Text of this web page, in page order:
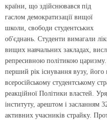
країни, що здійснювався під
гаслом демократизації вищої
школи, свободи студентських
об'єднань. Студенти вимагали
вищих навчальних закладах,
репресивною політикою
перший рік існування вузу, його
всеросійському студентському
реакційної Політики властей.
інституту, арештом і засланням
активних учасників страйку.